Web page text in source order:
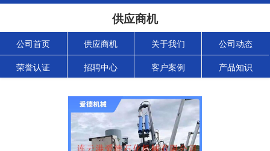
供应商机
公司首页 供应商机 关于我们 公司动态
荣誉认证 招聘中心 客户案例 产品知识